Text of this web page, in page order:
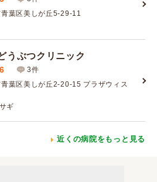
葉区美しが丘5-29-11
うぶつクリニック
3件
葉区美しが丘2-20-15 プラザウィス
ギ
近くの病院をもっと見る